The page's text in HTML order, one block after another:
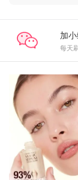
加
每天